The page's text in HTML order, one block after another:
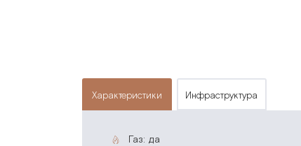
характеристики инфраструктура
газ: да